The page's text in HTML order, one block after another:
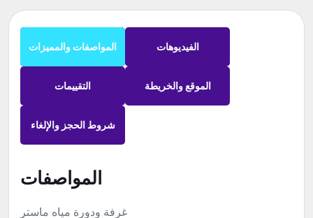
المواصفات والمميزات الفيديوهات
التقييمات الموقع والخريطة
شروط الحجز والإلغاء
المواصفات
غرفة ودورة مياه ماستر